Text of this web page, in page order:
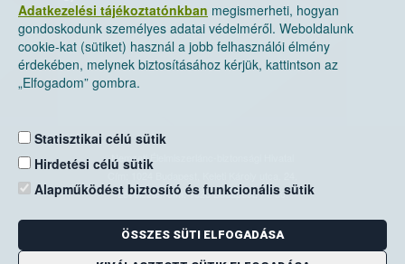
Adatkezelési tájékoztatónkban megismerheti, hogyan
gondoskodunk személyes adatai védelméről. Weboldalunk
cookie-kat (sütiket) használ a jobb felhasználói élmény
érdekében, melynek biztosításához kérjük, kattintson az
„Elfogadom” gombra.
Statisztikai célú sütik
Hirdetési célú sütik
Alapműködést biztosító és funkcionális sütik
ÖSSZES SÜTI ELFOGADÁSA
Nemzeti Élelmiszerlánc-biztonsági Hivatal
Levelezési cím: 1525 Budapest. Pf. 30.
E-mail:ugyfelszolgalat@nebih.gov.hu